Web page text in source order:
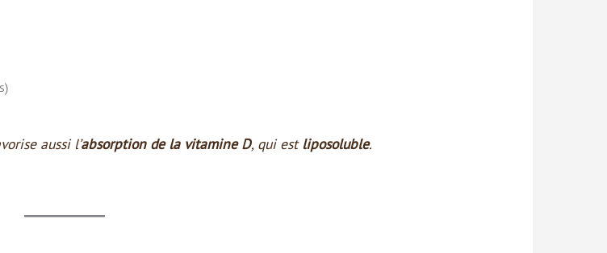
aussi l’absorption de la vitamine D, qui est liposoluble.